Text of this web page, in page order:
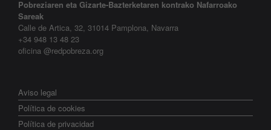
Pobreziaren eta Gizarte-Bazterketaren kontrako Nafarroako
Sareak
Calle de Artica, 32, 31014 Pamplona, Navarra
+34 948 13 48 23
oficina @redpobreza.org
Aviso legal
Política de cookies
Política de privacidad